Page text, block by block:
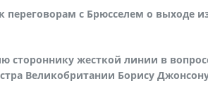
с Брюсселем о выходе
стороннику жесткой линии в
Великобритании Борису